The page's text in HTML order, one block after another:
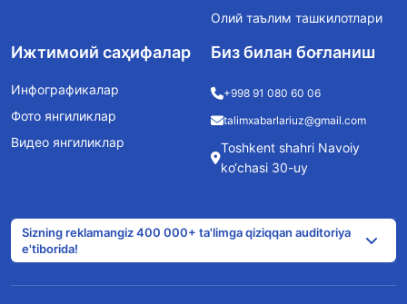
Олий таълим ташкилотлари
Ижтимоий саҳифалар
Инфографикалар
Фото янгиликлар
Видео янгиликлар
Биз билан боғланиш
+998 91 080 60 06
talimxabarlariuz@gmail.com
Toshkent shahri Navoiy
ko‘chasi 30-uy
Sizning reklamangiz 400 000+ ta'limga qiziqqan auditoriya
e'tiborida!